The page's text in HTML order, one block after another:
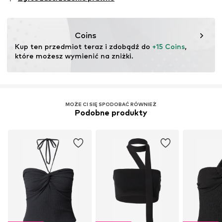
testu
Ten produkt zawiera materiał celulozowy wykonany z
drewnopochodnych koncentrują się na zmniejszeniu
zużycia wody, chemikaliów i energii w produkcji włókien.
Więcej
Coins
Kup ten przedmiot teraz i zdobądź do +15 Coins,
które możesz wymienić na zniżki.
MOŻE CI SIĘ SPODOBAĆ RÓWNIEŻ
Podobne produkty